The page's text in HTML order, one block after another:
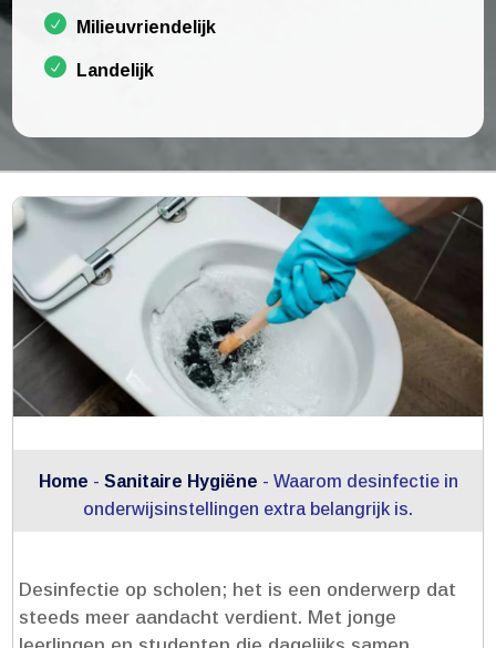
Milieuvriendelijk
Landelijk
Home - Sanitaire Hygiëne - Waarom desinfectie in
onderwijsinstellingen extra belangrijk is.​
Desinfectie op scholen; het is een onderwerp dat
steeds meer aandacht verdient.​ Met jonge